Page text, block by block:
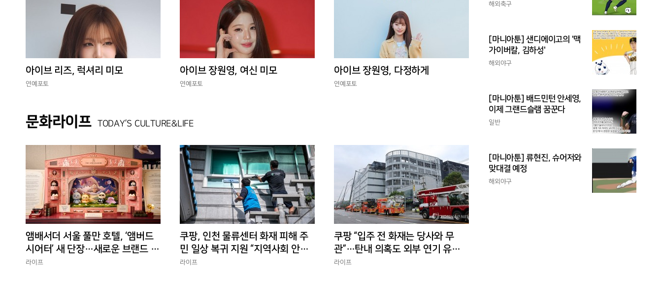
아이브 리즈, 럭셔리 미모
연예포토
아이브 장원영, 여신 미모
연예포토
아이브 장원영, 다정하게
연예포토
문화라이프 TODAY’S CULTURE&LIFE
앰배서더 서울 풀만 호텔, ‘앰버드
시어터’ 새 단장…새로운 브랜드 경
험 선사
라이프
쿠팡, 인천 물류센터 화재 피해 주
민 일상 복귀 지원 “지역사회 안정
에 총력”
라이프
쿠팡 “입주 전 화재는 당사와 무
관”…탄내 의혹도 외부 연기 유입
반박
라이프
해외축구
[마니아툰] 샌디에이고의 '맥
가이버칼, 김하성'
해외야구
[마니아툰] 배드민턴 안세영,
이제 그랜드슬램 꿈꾼다
일반
[마니아툰] 류현진, 슈어저와
맞대결 예정
해외야구